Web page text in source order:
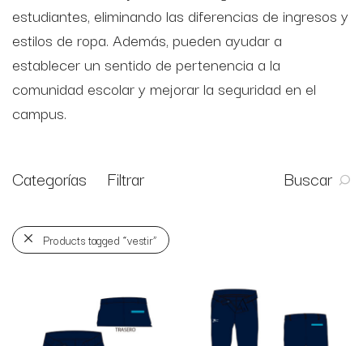
estudiantes, eliminando las diferencias de ingresos y
estilos de ropa. Además, pueden ayudar a
establecer un sentido de pertenencia a la
comunidad escolar y mejorar la seguridad en el
campus.
Categorías Filtrar Buscar
Products tagged “vestir”